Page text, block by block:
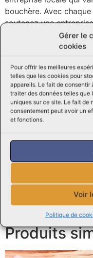
Gérer le
cookies
Pour offrir les meilleures
telles que les cookies pour
appareils. Le fait de consentir
traiter des données telles que
uniques sur ce site. Le fait de
consentement peut avoir un
et fonctions.
Voir
Politique de
bouchère. Avec
soutenez une
produits de qualité
pepperoni tranché de
Ajoutez une touche
plats préférés avec ce
vous séduire par son
irréprochable.
demande, notre
sera ravie de vous
conseils.
Consultez des
Découvrez aussi nos
Produits